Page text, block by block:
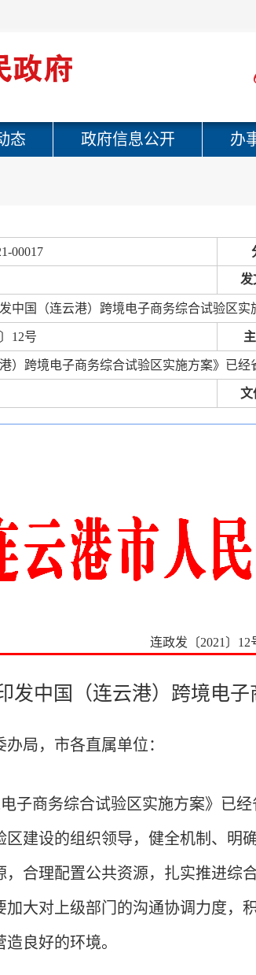
态 政府信息公开 办
00017
发
中国（连云港）跨境电子商务综合试验区实
12号
港）跨境电子商务综合试验区实施方案》已
文
连政发〔2021〕12
发中国（连云港）跨境电
局，市各直属单位：
电子商务综合试验区实施方案》已
建设的组织领导，健全机制、明
合理配置公共资源，扎实推进综
加大对上级部门的沟通协调力度，
良好的环境。